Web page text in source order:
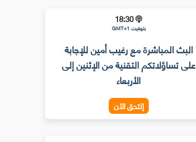
18:30
بتوقيت GMT+1
البث المباشرة مع رغيب أمين للإجابة
على تساؤلاتكم التقنية من الإثنين إلى
الأربعاء
إلتحق الأن